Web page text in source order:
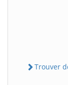
Trouver